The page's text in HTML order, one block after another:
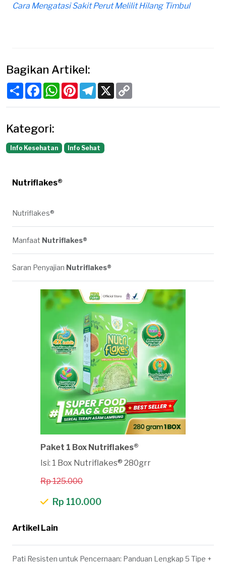
Cara Mengatasi Sakit Perut Melilit Hilang Timbul
Bagikan Artikel:
ShareFacebookWhatsApp
PinterestTelegram
X
Kategori:
Info Kesehatan Info Sehat
Nutriflakes®
Nutriflakes®
Manfaat Nutriflakes®
Saran Penyajian Nutriflakes®
Paket 1 Box Nutriflakes®
Isi: 1 Box Nutriflakes® 280grr
Rp 125.000
Rp 110.000
Artikel Lain
Pati Resisten untuk Pencernaan: Panduan Lengkap 5 Tipe +